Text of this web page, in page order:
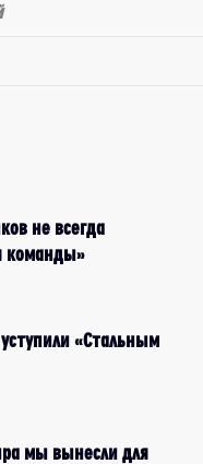
не всегда
команды»
«Стальным
мы вынесли для